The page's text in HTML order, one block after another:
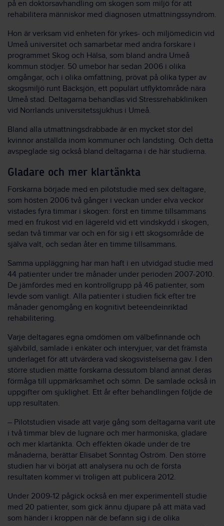
på en doktorsavhandling om skogen som miljö för att
rehabilitera människor med diagnosen utmattningssyndrom.
Hon är verksam vid enheten för yrkes- och miljömedicin vid
Umeå universitet och samarbetar med andra forskare i
programmet Skog och Hälsa, som bland andra Umeå
kommun stödjer. 50 umebor har sedan 2006 i olika
omgångar, och i olika omfattning, prövat på olika typer av
skogsmiljö runt Bäcksjön, ett populärt utflyktområde nära
Umeå stad. Deltagarna behandlas vid Stressrehabkliniken
vid Norrlands universitetssjukhus i Umeå.
Bland alla utmattningsdrabbade är en mycket stor del
kvinnor anställda inom kommuner och landsting. Och detta
avspeglade sig också bland deltagarna i de här studierna.
Gladare och mer klartänkta
Forskarna började med en pilotstudie med sex deltagare,
som hösten 2006 två gånger i veckan under elva veckor
vistades fyra timmar i skogen: först en timme tillsammans
med en frukost vid en lägereld vid ett vindskydd i skogen,
sedan två timmar var och en för sig i ett skogsområde de
själva valt, och sedan åter en timme tillsammans.
Samma uppläggning har man haft i en utvidgad studie med
44 patienter under tre månader under perioden 2007-2010.
De jämfördes med en kontrollgrupp på 46 patienter, som
levde som vanligt. Alla patienter i studien fick efter tre
månader genomgång en kognitivt beteendeinriktad
rehabilitering.
Varje deltagares egna omdömen om välbefinnande och
självbild, samlade i enkäter och intervjuer, var det främsta
underlaget för att utvärdera vad skogsvistelserna gav. I den
större studien mätte forskarna dessutom bland annat deras
förmåga till uppmärksamhet och sömn. De samlade också in
uppgifter om sjuklighet. Ett år efter behandlingen följde de
upp resultaten.
– Pilotstudien visade att varje gång som deltagarna varit ute
i två timmar blev de lugnare och mer harmoniska, gladare
och mer klartänkta. Och effekten ökade under de tre
månaderna, berättar Elisabet Sonntag Öström. Den större
studien har vi börjat att analysera nu och de första
resultaten kommer vi troligen att publicera 2012.
Under 2009-12 pågick också en mer experimentell studie
med 20 patienter, som gick ännu djupare på att mäta vad
som händer i kroppen när de befann sig i de olika